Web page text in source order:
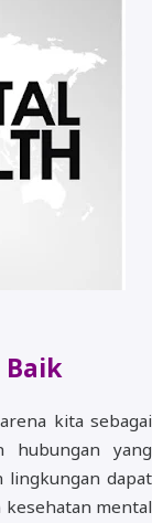
kita sebagai
hubungan yang
lingkungan dapat
mental